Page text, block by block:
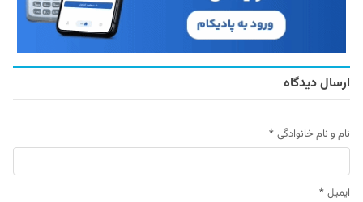
ارسال دیدگاه
نام و نام خانوادگی *
ایمیل *